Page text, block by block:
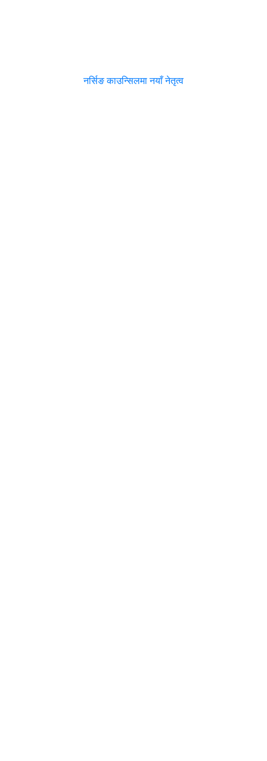
नर्सिङ काउन्सिलमा नयाँ नेतृत्व